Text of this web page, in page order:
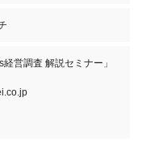
営調査 解説セミナー」